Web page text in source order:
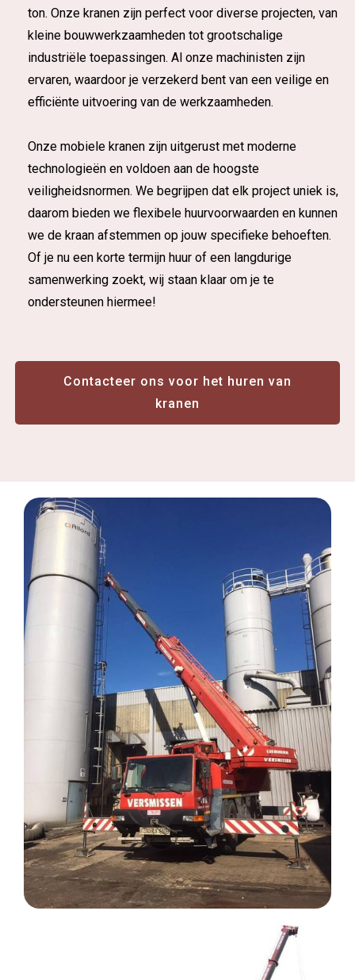
ton. Onze kranen zijn perfect voor diverse projecten, van
kleine bouwwerkzaamheden tot grootschalige
industriële toepassingen. Al onze machinisten zijn
ervaren, waardoor je verzekerd bent van een veilige en
efficiënte uitvoering van de werkzaamheden.
Onze mobiele kranen zijn uitgerust met moderne
technologieën en voldoen aan de hoogste
veiligheidsnormen. We begrijpen dat elk project uniek is,
daarom bieden we flexibele huurvoorwaarden en kunnen
we de kraan afstemmen op jouw specifieke behoeften.
Of je nu een korte termijn huur of een langdurige
samenwerking zoekt, wij staan klaar om je te
ondersteunen hiermee!
Contacteer ons voor het huren van
kranen
Contacteer ons voor het huren van